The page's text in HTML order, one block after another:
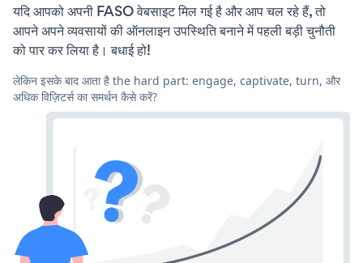
यदि आपको अपनी FASO वेबसाइट मिल गई है और आप चल रहे हैं, तो
आपने अपने व्यवसायों की ऑनलाइन उपस्थिति बनाने में पहली बड़ी चुनौती
को पार कर लिया है। बधाई हो!
लेकिन इसके बाद आता है the hard part: engage, captivate, turn, और
अधिक विज़िटर्स का समर्थन कैसे करें?